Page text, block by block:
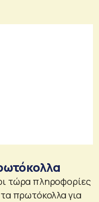
τώρα πληροφορίες
πρωτόκολλα για